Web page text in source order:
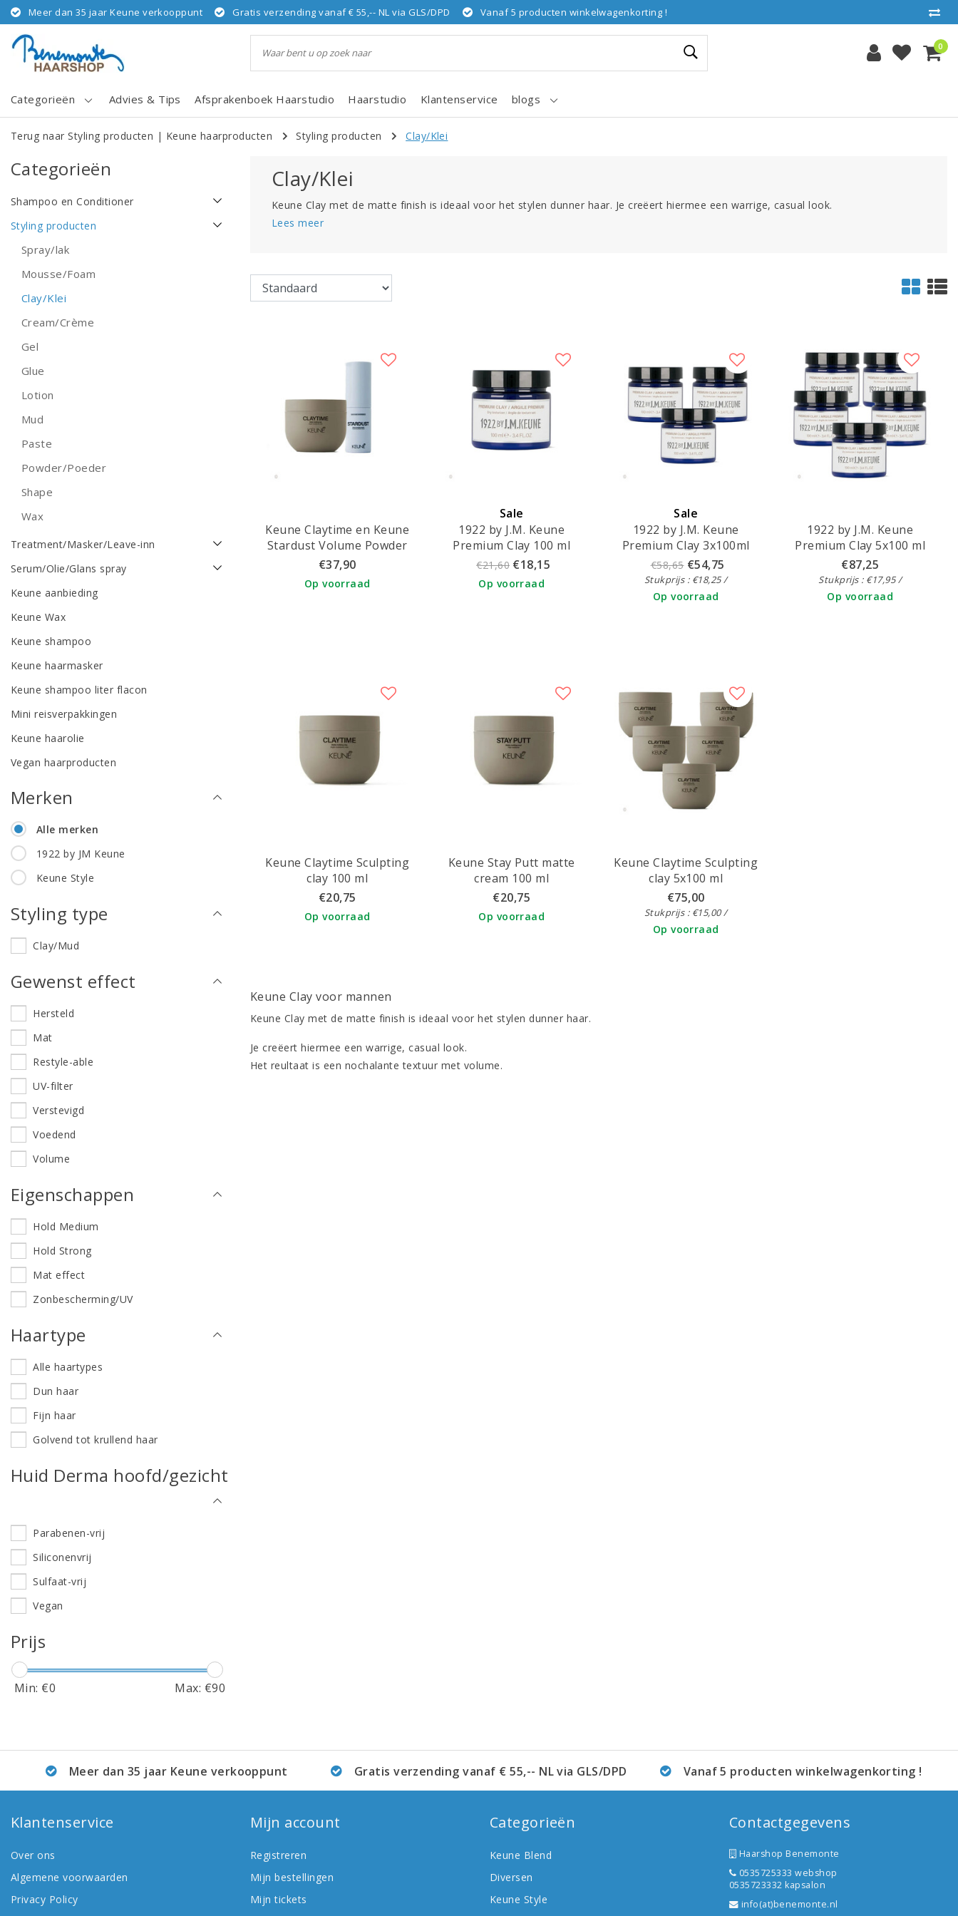
Meer dan 35 jaar Keune verkooppunt Gratis verzending vanaf € 55,-- NL via GLS/DPD Vanaf 5 producten winkelwagenkorting !
0
Categorieën Advies & Tips Afsprakenboek Haarstudio Haarstudio Klantenservice blogs
Terug naar Styling producten | Keune haarproducten Styling producten Clay/Klei
Categorieën
Shampoo en Conditioner
Styling producten
Spray/lak
Mousse/Foam
Clay/Klei
Cream/Crème
Gel
Glue
Lotion
Mud
Paste
Powder/Poeder
Shape
Wax
Treatment/Masker/Leave-inn
Serum/Olie/Glans spray
Keune aanbieding
Keune Wax
Keune shampoo
Keune haarmasker
Keune shampoo liter flacon
Mini reisverpakkingen
Keune haarolie
Vegan haarproducten
Merken
Alle merken
1922 by JM Keune
Keune Style
Styling type
Clay/Mud
Gewenst effect
Hersteld
Mat
Restyle-able
UV-filter
Verstevigd
Voedend
Volume
Eigenschappen
Hold Medium
Hold Strong
Mat effect
Zonbescherming/UV
Haartype
Alle haartypes
Dun haar
Fijn haar
Golvend tot krullend haar
Huid Derma hoofd/gezicht
Parabenen-vrij
Siliconenvrij
Sulfaat-vrij
Vegan
Prijs
Min: €0 Max: €90
Clay/Klei
Keune Clay met de matte finish is ideaal voor het stylen dunner haar. Je creëert hiermee een warrige, casual look.
Lees meer
Keune Claytime en Keune
Stardust Volume Powder
voor volume in je haar
€37,90
Op voorraad
Sale
1922 by J.M. Keune
Premium Clay 100 ml
€21,60 €18,15
Op voorraad
Sale
1922 by J.M. Keune
Premium Clay 3x100ml
€58,65 €54,75
Stukprijs : €18,25 /
Op voorraad
1922 by J.M. Keune
Premium Clay 5x100 ml
voordeelpack
€87,25
Stukprijs : €17,95 /
Op voorraad
Keune Claytime Sculpting
clay 100 ml
€20,75
Op voorraad
Keune Stay Putt matte
cream 100 ml
€20,75
Op voorraad
Keune Claytime Sculpting
clay 5x100 ml
€75,00
Stukprijs : €15,00 /
Op voorraad
Keune Clay voor mannen
Keune Clay met de matte finish is ideaal voor het stylen dunner haar.
Je creëert hiermee een warrige, casual look.
Het reultaat is een nochalante textuur met volume.
Meer dan 35 jaar Keune verkooppunt Gratis verzending vanaf € 55,-- NL via GLS/DPD Vanaf 5 producten winkelwagenkorting !
Klantenservice
Over ons
Algemene voorwaarden
Privacy Policy
Mijn account
Registreren
Mijn bestellingen
Mijn tickets
Categorieën
Keune Blend
Diversen
Keune Style
Contactgegevens
Haarshop Benemonte
0535725333 webshop
0535723332 kapsalon
info(at)benemonte.nl